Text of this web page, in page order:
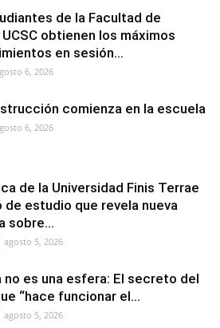
de la Facultad de
obtienen los máximos
en sesión...
6, 2026
comienza en la escuela
6, 2026
de la Universidad Finis Terrae
estudio que revela nueva
sobre...
agosto 5, 2026
no es una esfera: El secreto del
“hace funcionar el...
agosto 5, 2026